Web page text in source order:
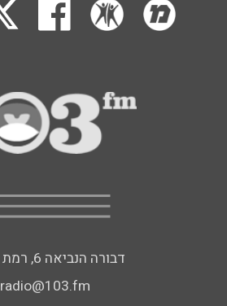
דבורה הנביאה 6, רמת השרון
radio@103.fm